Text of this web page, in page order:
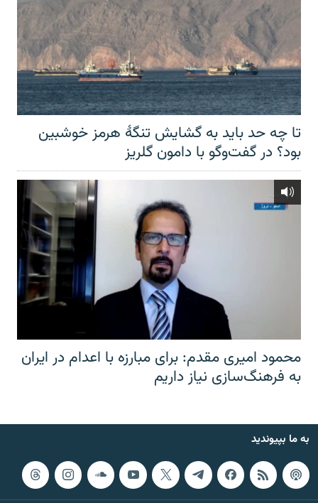
تا چه حد باید به گشایش تنگهٔ هرمز خوشبین
بود؟ در گفت‌وگو با دامون گلریز
محمود امیری مقدم: برای مبارزه با اعدام در ایران
به فرهنگ‌سازی نیاز داریم
به ما بپیوندید